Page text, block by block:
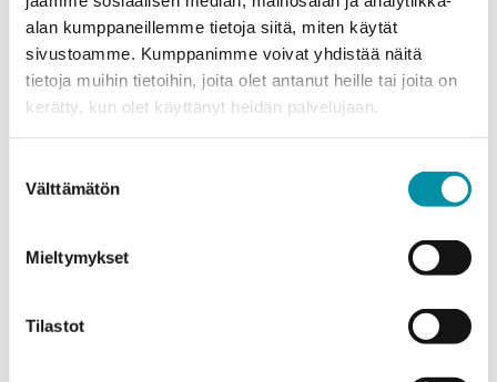
alan kumppaneillemme tietoja siitä, miten käytät
sivustoamme. Kumppanimme voivat yhdistää näitä
tietoja muihin tietoihin, joita olet antanut heille tai joita on
kerätty, kun olet käyttänyt heidän palvelujaan.
valinta
Välttämätön
Mieltymykset
Tilastot
Puhelinnumero
Valitse tuote ja syötä tilauksen määrä metreinä. Huomioithan, että
Tuote*